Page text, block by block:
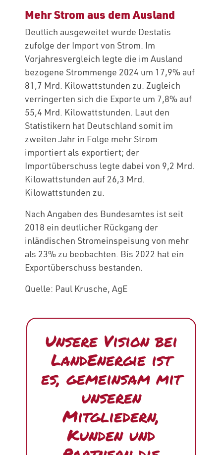
Mehr Strom aus dem Ausland
Deutlich ausgeweitet wurde Destatis
zufolge der Import von Strom. Im
Vorjahresvergleich legte die im Ausland
bezogene Strommenge 2024 um 17,9% auf
81,7 Mrd. Kilowattstunden zu. Zugleich
verringerten sich die Exporte um 7,8% auf
55,4 Mrd. Kilowattstunden. Laut den
Statistikern hat Deutschland somit im
zweiten Jahr in Folge mehr Strom
importiert als exportiert; der
Importüberschuss legte dabei von 9,2 Mrd.
Kilowattstunden auf 26,3 Mrd.
Kilowattstunden zu.
Nach Angaben des Bundesamtes ist seit
2018 ein deutlicher Rückgang der
inländischen Stromeinspeisung von mehr
als 23% zu beobachten. Bis 2022 hat ein
Exportüberschuss bestanden.
Quelle: Paul Krusche, AgE
Unsere Vision bei
LandEnergie ist
es, gemeinsam mit
unseren
Mitgliedern,
Kunden und